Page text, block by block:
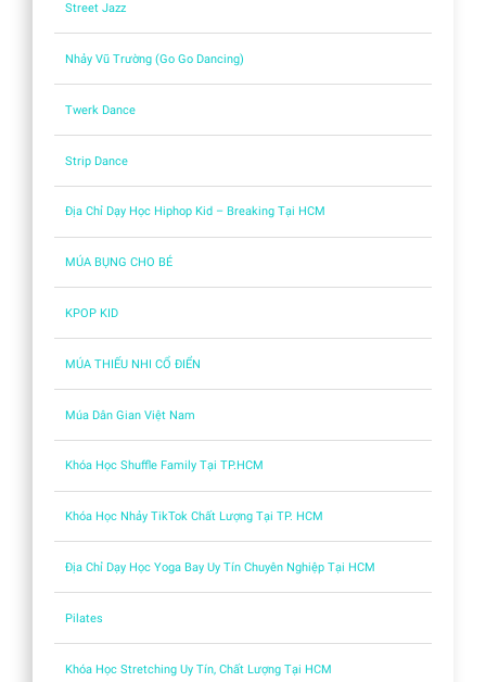
Street Jazz
Nhảy Vũ Trường (Go Go Dancing)
Twerk Dance
Strip Dance
Địa Chỉ Dạy Học Hiphop Kid – Breaking Tại HCM
MÚA BỤNG CHO BÉ
KPOP KID
MÚA THIẾU NHI CỔ ĐIỂN
Múa Dân Gian Việt Nam
Khóa Học Shuffle Family Tại TP.HCM
Khóa Học Nhảy TikTok Chất Lượng Tại TP. HCM
Địa Chỉ Dạy Học Yoga Bay Uy Tín Chuyên Nghiệp Tại HCM
Pilates
Khóa Học Stretching Uy Tín, Chất Lượng Tại HCM